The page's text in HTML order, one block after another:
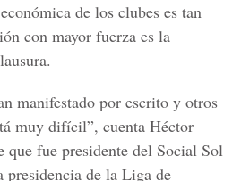
de los clubes es tan
con mayor fuerza es la
.
manifestado por escrito y otros
muy difícil”, cuenta Héctor
que fue presidente del Social Sol
presidencia de la Liga de